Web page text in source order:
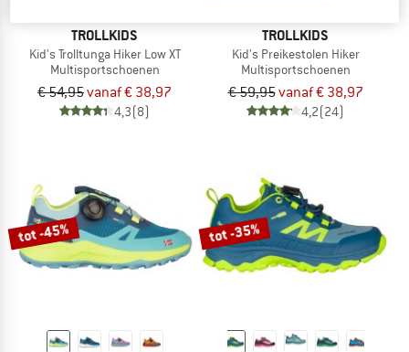
TROLLKIDS
Kid's Trolltunga Hiker Low XT
Multisportschoenen
€ 54,95vanaf € 38,97
4,3(8)
TROLLKIDS
Kid's Preikestolen Hiker
Multisportschoenen
€ 59,95vanaf € 38,97
4,2(24)
tot -45% tot -35%